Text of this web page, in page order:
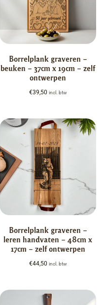
Borrelplank graveren –
beuken – 37cm x 19cm – zelf
ontwerpen
€39,50 incl. btw
Borrelplank graveren –
leren handvaten – 48cm x
17cm – zelf ontwerpen
€44,50 incl. btw